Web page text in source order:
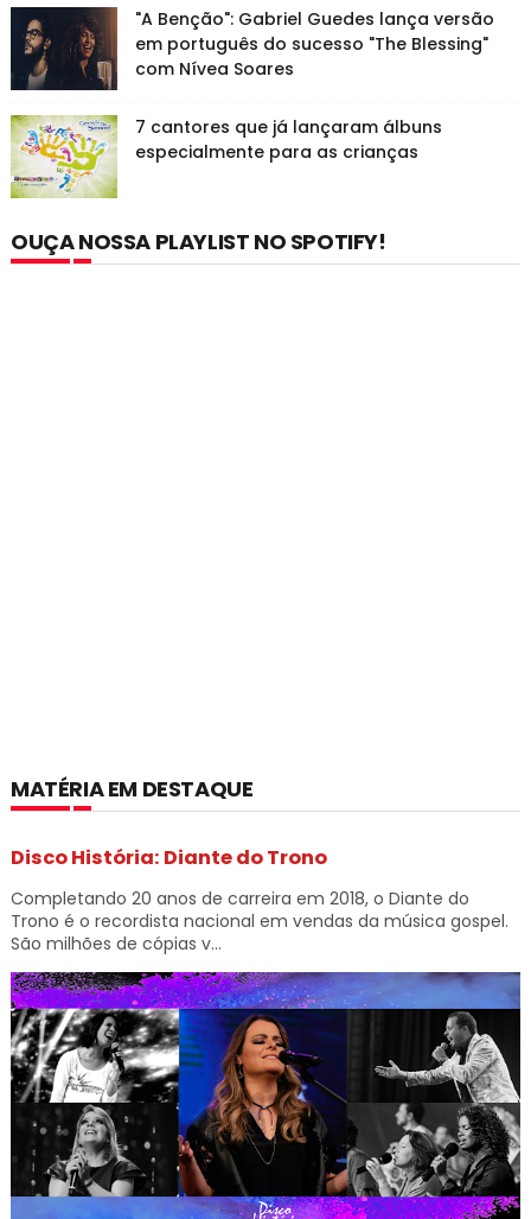
"A Benção": Gabriel Guedes lança versão
em português do sucesso "The Blessing"
com Nívea Soares
7 cantores que já lançaram álbuns
especialmente para as crianças
OUÇA NOSSA PLAYLIST NO SPOTIFY!
MATÉRIA EM DESTAQUE
Disco História: Diante do Trono
Completando 20 anos de carreira em 2018, o Diante do
Trono é o recordista nacional em vendas da música gospel.
São milhões de cópias v...